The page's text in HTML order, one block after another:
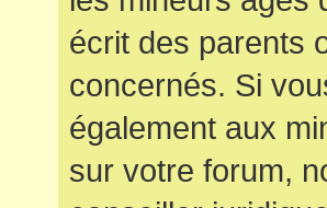
écrit des parents
concernés. Si
également aux
sur votre forum,